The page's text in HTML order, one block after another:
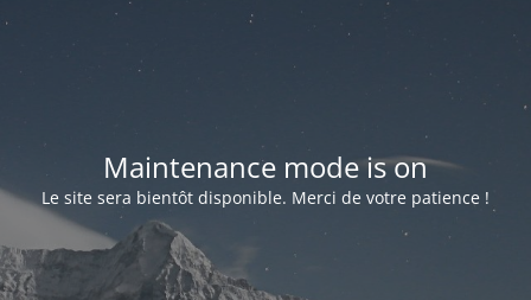
Maintenance mode is on
Le site sera bientôt disponible. Merci de votre patience !